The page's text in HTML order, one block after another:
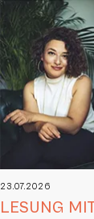
23.07.2026
LESUNG